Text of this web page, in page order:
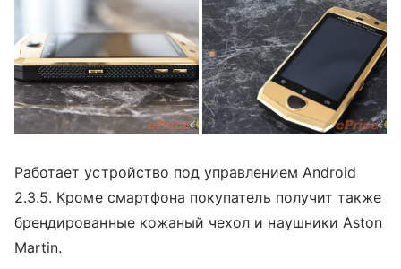
Работает устройство под управлением Android
2.3.5. Кроме смартфона покупатель получит также
брендированные кожаный чехол и наушники Aston
Martin.